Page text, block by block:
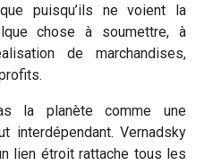
puisqu’ils ne voient la
chose à soumettre, à
de marchandises,
la planète comme une
interdépendant. Vernadsky
lien étroit rattache tous les